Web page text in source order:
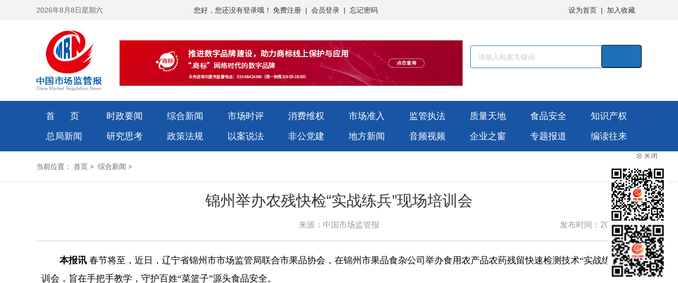
2026年8月8日星期六 您好，您还没有登录哦！ 免费注册 | 会员登录 | 忘记密码 设为首页 | 加入收藏
首 页 时政要闻 综合新闻 市场时评 消费维权 市场准入 监管执法 质量天地 食品安全
知识产权
总局新闻
研究思考 政策法规 以案说法 非公党建 地方新闻 音频视频 企业之窗 专题报道 编读往来
当前位置： 首页 > 综合新闻 >
锦州举办农残快检“实战练兵”现场培训会
来源：中国市场监管报 发布时间：2026-02-13
本报讯 春节将至，近日，辽宁省锦州市市场监管局联合市果品协会，在锦州市果品食杂公司举办食用农产品农药残留快速检测技术“实战练兵”培
训会，旨在手把手教学，守护百姓“菜篮子”源头食品安全。